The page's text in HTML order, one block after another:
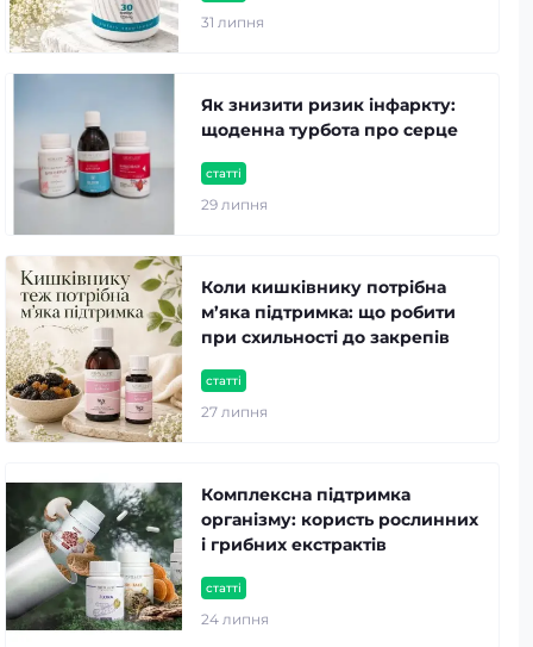
31 липня
статті
29 липня
Як знизити ризик інфаркту:
щоденна турбота про серце
статті
27 липня
Коли кишківнику потрібна
м’яка підтримка: що робити
при схильності до закрепів
статті
24 липня
Комплексна підтримка
організму: користь рослинних
і грибних екстрактів